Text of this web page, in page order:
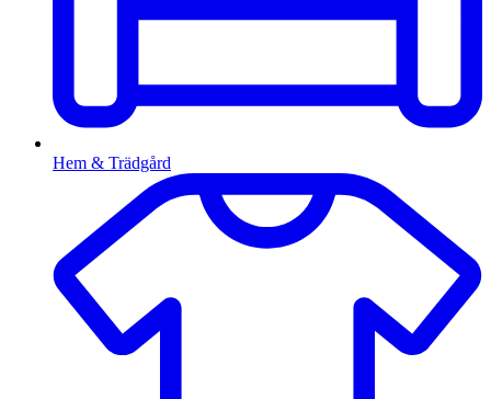
Hem & Trädgård